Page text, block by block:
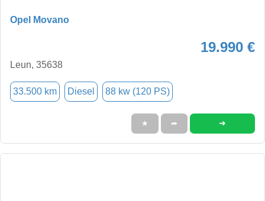
Opel Movano
19.990 €
Leun, 35638
33.500 km Diesel 88 kw (120 PS)
★ ➦ ➜